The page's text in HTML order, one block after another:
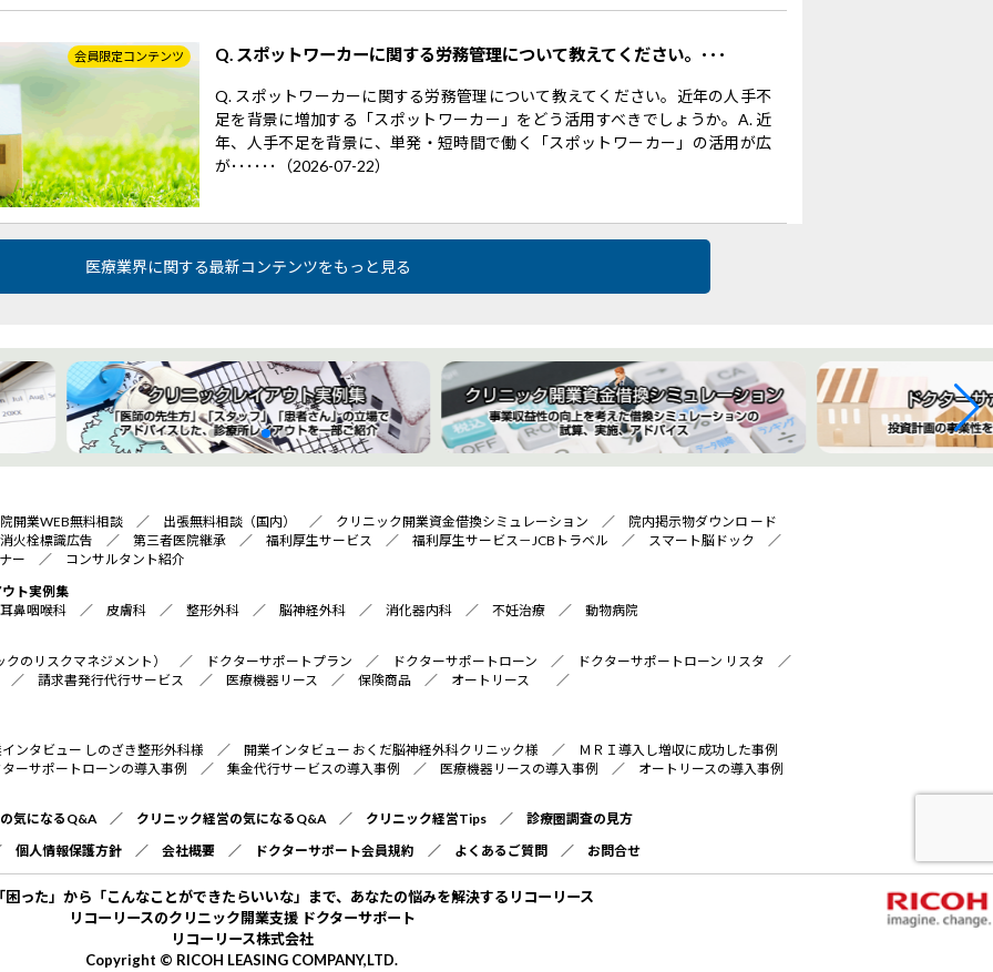
会員限定コンテンツ Q. スポットワーカーに関する労務管理について教えてください。･･･
Q. スポットワーカーに関する労務管理について教えてください。近年の人手不
足を背景に増加する「スポットワーカー」をどう活用すべきでしょうか。A. 近
年、人手不足を背景に、単発・短時間で働く「スポットワーカー」の活用が広
が･･････（2026-07-22）
医療業界に関する最新コンテンツをもっと見る
開業WEB無料相談 ／ 出張無料相談（国内） ／ クリニック開業資金借換シミュレーション ／ 院内掲示物ダウンロ ード
消火栓標識広告 ／ 第三者医院継承 ／ 福利厚生サービス ／ 福利厚生サービス－JCBトラベル ／ スマート脳ドック ／
ー ／ コンサルタント紹介
ト実例集
耳鼻咽喉科 ／ 皮膚科 ／ 整形外科 ／ 脳神経外科 ／ 消化器内科 ／ 不妊治療 ／ 動物病院
のリスクマネジメント） ／ ドクターサポートプラン ／ ドクターサポートローン ／ ドクターサポートローン リスタ ／
請求書発行代行サービス ／ 医療機器リース ／ 保険商品 ／ オートリース ／
ンタビュー しのざき整形外科様 ／ 開業インタビュー おくだ脳神経外科クリニック様 ／
ＭＲＩ導入し増収に成功した事例
ーサポートローンの導入事例 ／ 集金代行サービスの導入事例 ／ 医療機器リースの導入事例 ／ オートリースの導入事例
気になるQ&A／ クリニック経営の気になるQ&A／ クリニック経営Tips ／ 診療圏調査の見方
個人情報保護方針 ／ 会社概要 ／ ドクターサポート会員規約 ／ よくあるご質問 ／ お問合せ
った」から「こんなことができたらいいな」まで、あなたの悩みを解決するリコーリース
リコーリースのクリニック開業支援 ドクターサポート
リコーリース株式会社
Copyright © RICOH LEASING COMPANY,LTD.